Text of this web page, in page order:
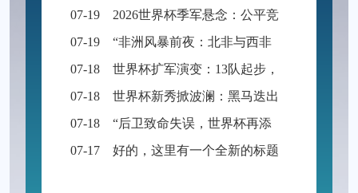
07-19
2026世界杯季军悬念：公平竞赛分或成最终胜负手
07-19
“非洲风暴前夜：北非与西非九强争锋，世界杯入场券暗战升级”
07-18
世界杯扩军演变：13队起步，48队启航
07-18
世界杯新秀掀波澜：黑马迭出挑战传统强权
07-18
“后卫致命失误，世界杯再添荒诞瞬间”
07-17
好的，这里有一个全新的标题供您参考：